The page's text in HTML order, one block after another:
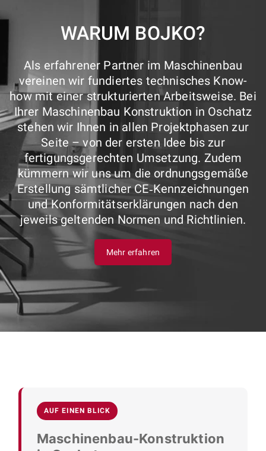
WARUM BOJKO?
Als erfahrener Partner im Maschinenbau
vereinen wir fundiertes technisches Know-
how mit einer strukturierten Arbeitsweise. Bei
Ihrer Maschinenbau Konstruktion in Oschatz
stehen wir Ihnen in allen Projektphasen zur
Seite – von der ersten Idee bis zur
fertigungsgerechten Umsetzung. Zudem
kümmern wir uns um die ordnungsgemäße
Erstellung sämtlicher CE‑Kennzeichnungen
und Konformitätserklärungen nach den
jeweils geltenden Normen und Richtlinien.
Mehr erfahren
AUF EINEN BLICK
Maschinenbau-Konstruktion